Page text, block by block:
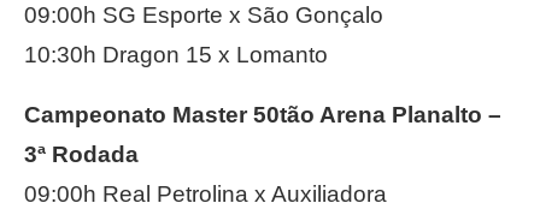
09:00h SG Esporte x São Gonçalo
10:30h Dragon 15 x Lomanto
Campeonato Master 50tão Arena Planalto –
3ª Rodada
09:00h Real Petrolina x Auxiliadora